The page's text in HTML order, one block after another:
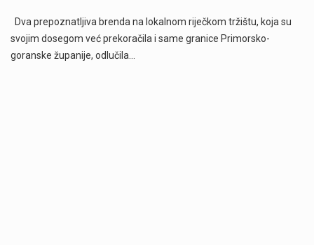
Dva prepoznatljiva brenda na lokalnom riječkom tržištu, koja su
svojim dosegom već prekoračila i same granice Primorsko-
goranske županije, odlučila…